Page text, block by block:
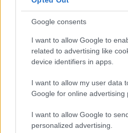
Google consents
I want to allow Google to
related to advertising like
device identifiers in apps.
I want to allow my user data
Google for online advertising
I want to allow Google to
personalized advertising.
Karalábés
pesztóval
Rajtam ne
lencsével! :)